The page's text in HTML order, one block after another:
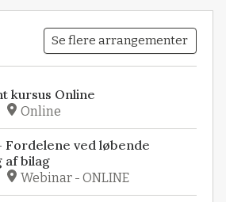
Se flere arrangementer
kursus Online
Online
Fordelene ved løbende
af bilag
Webinar - ONLINE